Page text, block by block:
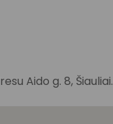
Aido g. 8, Šiauliai.